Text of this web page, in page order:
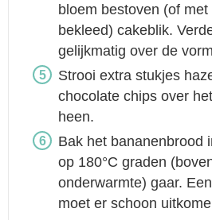
bloem bestoven (of
bekleed) cakeblik.
gelijkmatig over de
Strooi extra stukjes
chocolate chips over
heen.
Bak het bananenbrood
op 180°C graden
onderwarmte) gaar.
moet er schoon